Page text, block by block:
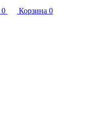
0 Корзина 0